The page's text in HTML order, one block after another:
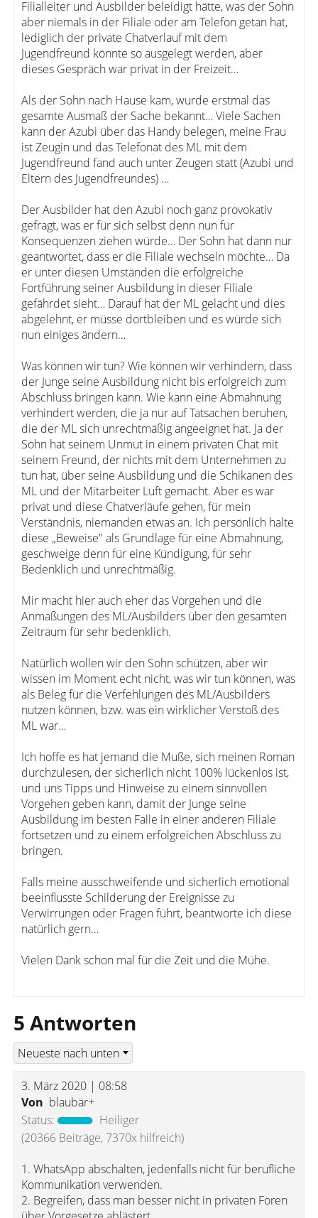
Filialleiter und Ausbilder beleidigt hätte, was der Sohn
aber niemals in der Filiale oder am Telefon getan hat,
lediglich der private Chatverlauf mit dem
Jugendfreund könnte so ausgelegt werden, aber
dieses Gespräch war privat in der Freizeit…
Als der Sohn nach Hause kam, wurde erstmal das
gesamte Ausmaß der Sache bekannt… Viele Sachen
kann der Azubi über das Handy belegen, meine Frau
ist Zeugin und das Telefonat des ML mit dem
Jugendfreund fand auch unter Zeugen statt (Azubi und
Eltern des Jugendfreundes) …
Der Ausbilder hat den Azubi noch ganz provokativ
gefragt, was er für sich selbst denn nun für
Konsequenzen ziehen würde… Der Sohn hat dann nur
geantwortet, dass er die Filiale wechseln möchte… Da
er unter diesen Umständen die erfolgreiche
Fortführung seiner Ausbildung in dieser Filiale
gefährdet sieht… Darauf hat der ML gelacht und dies
abgelehnt, er müsse dortbleiben und es würde sich
nun einiges ändern…
Was können wir tun? Wie können wir verhindern, dass
der Junge seine Ausbildung nicht bis erfolgreich zum
Abschluss bringen kann. Wie kann eine Abmahnung
verhindert werden, die ja nur auf Tatsachen beruhen,
die der ML sich unrechtmäßig angeeignet hat. Ja der
Sohn hat seinem Unmut in einem privaten Chat mit
seinem Freund, der nichts mit dem Unternehmen zu
tun hat, über seine Ausbildung und die Schikanen des
ML und der Mitarbeiter Luft gemacht. Aber es war
privat und diese Chatverläufe gehen, für mein
Verständnis, niemanden etwas an. Ich persönlich halte
diese „Beweise" als Grundlage für eine Abmahnung,
geschweige denn für eine Kündigung, für sehr
Bedenklich und unrechtmäßig.
Mir macht hier auch eher das Vorgehen und die
Anmaßungen des ML/Ausbilders über den gesamten
Zeitraum für sehr bedenklich.
Natürlich wollen wir den Sohn schützen, aber wir
wissen im Moment echt nicht, was wir tun können, was
als Beleg für die Verfehlungen des ML/Ausbilders
nutzen können, bzw. was ein wirklicher Verstoß des
ML war…
Ich hoffe es hat jemand die Muße, sich meinen Roman
durchzulesen, der sicherlich nicht 100% lückenlos ist,
und uns Tipps und Hinweise zu einem sinnvollen
Vorgehen geben kann, damit der Junge seine
Ausbildung im besten Falle in einer anderen Filiale
fortsetzen und zu einem erfolgreichen Abschluss zu
bringen.
Falls meine ausschweifende und sicherlich emotional
beeinflusste Schilderung der Ereignisse zu
Verwirrungen oder Fragen führt, beantworte ich diese
natürlich gern…
Vielen Dank schon mal für die Zeit und die Mühe.
5 Antworten
3. März 2020 | 08:58
Von blaubär+
Status:
Heiliger
(20366 Beiträge, 7370x hilfreich)
1. WhatsApp abschalten, jedenfalls nicht für berufliche
Kommunikation verwenden.
2. Begreifen, dass man besser nicht in privaten Foren